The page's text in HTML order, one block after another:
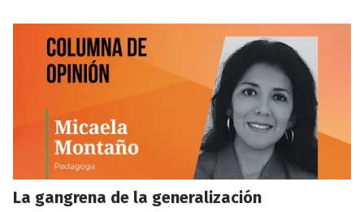
La gangrena de la generalización